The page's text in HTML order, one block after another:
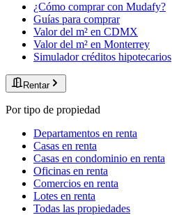
¿Cómo comprar con Mudafy?
Guías para comprar
Valor del m² en CDMX
Valor del m² en Monterrey
Simulador créditos hipotecarios
Rentar
Por tipo de propiedad
Departamentos en renta
Casas en renta
Casas en condominio en renta
Oficinas en renta
Comercios en renta
Lotes en renta
Todas las propiedades